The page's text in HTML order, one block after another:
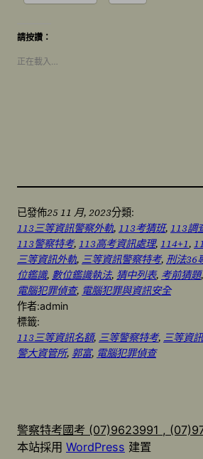
請按讚：
正在載入…
已發佈25 11 月, 2023分類:
113三等資訊警察外軌, 113考猜班, 113調
113警察特考, 113高考資訊處理, 114+1,
三等資訊外軌, 三等資訊警察特考, 刑法36
位鑑識, 數位鑑識執法, 猜中列表, 考前猜題,
電腦犯罪偵查, 電腦犯罪與資訊安全
作者:admin
標籤:
113三等資訊名額, 三等警察特考, 三等資
警大資管所, 郭富, 電腦犯罪偵查
警察特考國考 (07)9623991 ,
本站採用 WordPress 建置